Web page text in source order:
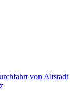
von Altstadt